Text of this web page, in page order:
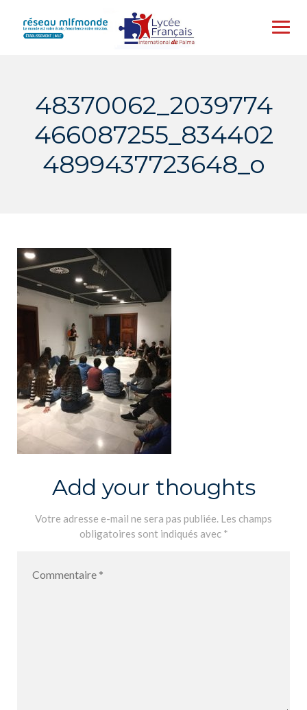
content
48370062_2039774
466087255_834402
4899437723648_o
Add your thoughts
Votre adresse e-mail ne sera pas publiée. Les champs
obligatoires sont indiqués avec *